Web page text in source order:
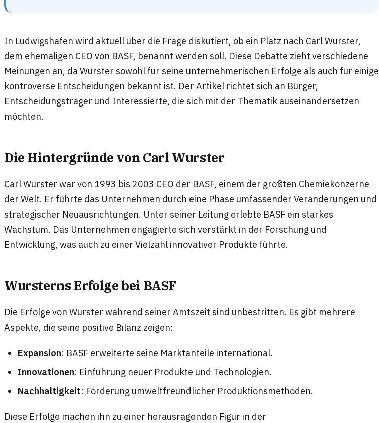
In Ludwigshafen wird aktuell über die Frage diskutiert, ob ein Platz nach Carl Wurster,
dem ehemaligen CEO von BASF, benannt werden soll. Diese Debatte zieht verschiedene
Meinungen an, da Wurster sowohl für seine unternehmerischen Erfolge als auch für einige
kontroverse Entscheidungen bekannt ist. Der Artikel richtet sich an Bürger,
Entscheidungsträger und Interessierte, die sich mit der Thematik auseinandersetzen
möchten.
Die Hintergründe von Carl Wurster
Carl Wurster war von 1993 bis 2003 CEO der BASF, einem der größten Chemiekonzerne
der Welt. Er führte das Unternehmen durch eine Phase umfassender Veränderungen und
strategischer Neuausrichtungen. Unter seiner Leitung erlebte BASF ein starkes
Wachstum. Das Unternehmen engagierte sich verstärkt in der Forschung und
Entwicklung, was auch zu einer Vielzahl innovativer Produkte führte.
Wursterns Erfolge bei BASF
Die Erfolge von Wurster während seiner Amtszeit sind unbestritten. Es gibt mehrere
Aspekte, die seine positive Bilanz zeigen:
Expansion: BASF erweiterte seine Marktanteile international.
Innovationen: Einführung neuer Produkte und Technologien.
Nachhaltigkeit: Förderung umweltfreundlicher Produktionsmethoden.
Diese Erfolge machen ihn zu einer herausragenden Figur in der